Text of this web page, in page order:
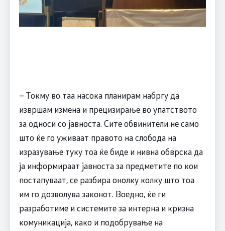
– Токму во таа насока планирам набргу да
извршам измена и прецизирање во упатството
за односи со јавноста. Сите обвинители не само
што ќе го уживаат правото на слобода на
изразување туку тоа ќе биде и нивна обврска да
ја информираат јавноста за предметите по кои
постапуваат, се разбира онолку колку што тоа
им го дозволува законот. Воедно, ќе ги
разработиме и системите за интерна и кризна
комуникација, како и подобрување на